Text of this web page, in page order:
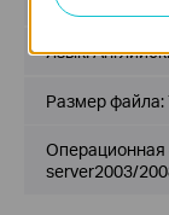
Язык:
Размер файла:
Операционная
server2003/